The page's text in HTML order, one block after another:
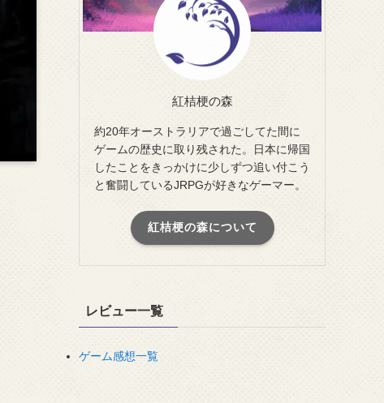
紅桔梗の森
約20年オーストラリアで過ごしてた間に
ゲームの歴史に取り残された。日本に帰国
したことをきっかけに少しずつ追い付こう
と奮闘しているJRPGが好きなゲーマー。
紅桔梗の森について
レビュー一覧
ゲーム感想一覧